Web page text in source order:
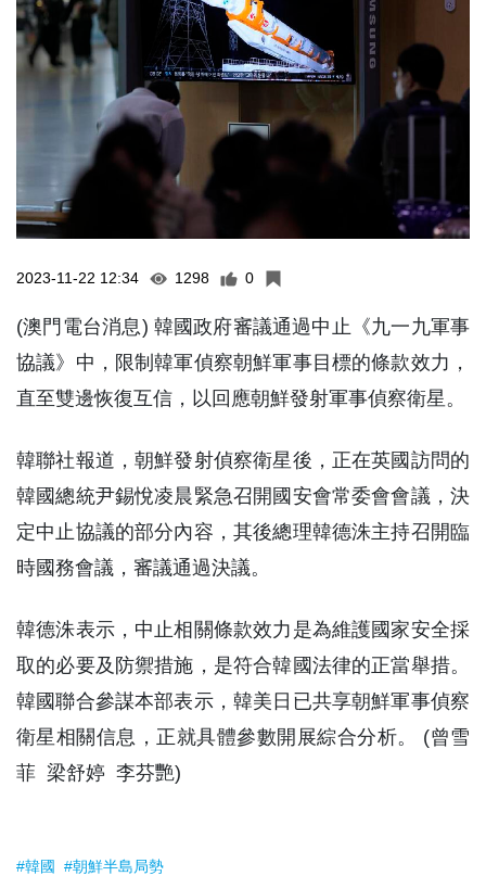
2023-11-22 12:34 1298 0
(澳門電台消息) 韓國政府審議通過中止《九一九軍事
協議》中，限制韓軍偵察朝鮮軍事目標的條款效力，
直至雙邊恢復互信，以回應朝鮮發射軍事偵察衛星。
韓聯社報道，朝鮮發射偵察衛星後，正在英國訪問的
韓國總統尹錫悅凌晨緊急召開國安會常委會會議，決
定中止協議的部分內容，其後總理韓德洙主持召開臨
時國務會議，審議通過決議。
韓德洙表示，中止相關條款效力是為維護國家安全採
取的必要及防禦措施，是符合韓國法律的正當舉措。
韓國聯合參謀本部表示，韓美日已共享朝鮮軍事偵察
衛星相關信息，正就具體參數開展綜合分析。 (曾雪
菲 梁舒婷 李芬艷)
#韓國 #朝鮮半島局勢